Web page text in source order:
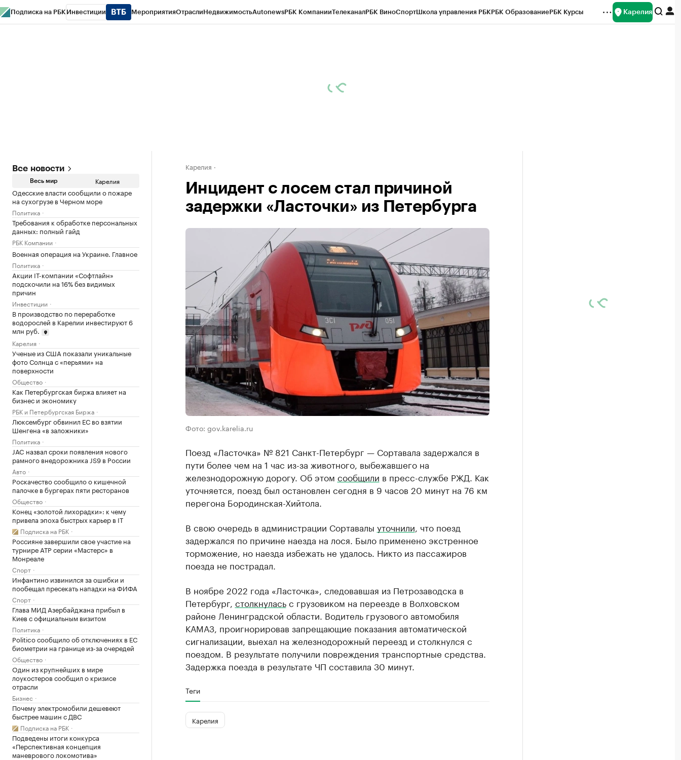
Подписка на РБК Инвестиции МероприятияОтраслиНедвижимостьAutonewsРБК КомпанииТелеканалРБК ВиноСпортШкола управления РБКРБК ОбразованиеРБК Курсы Карелия
Все новости
Весь мир Карелия
Одесские власти сообщили о пожаре
на сухогрузе в Черном море
Политика
Требования к обработке персональных
данных: полный гайд
РБК Компании
Военная операция на Украине. Главное
Политика
Акции IT-компании «Софтлайн»
подскочили на 16% без видимых
причин
Инвестиции
В производство по переработке
водорослей в Карелии инвестируют 6
млн руб.
Карелия
Ученые из США показали уникальные
фото Солнца с «перьями» на
поверхности
Общество
Как Петербургская биржа влияет на
бизнес и экономику
РБК и Петербургская Биржа
Люксембург обвинил ЕС во взятии
Шенгена «в заложники»
Политика
JAC назвал сроки появления нового
рамного внедорожника JS9 в России
Авто
Роскачество сообщило о кишечной
палочке в бургерах пяти ресторанов
Общество
Конец «золотой лихорадки»: к чему
привела эпоха быстрых карьер в IT
Подписка на РБК
Россияне завершили свое участие на
турнире ATP серии «Мастерс» в
Монреале
Спорт
Инфантино извинился за ошибки и
пообещал пресекать нападки на ФИФА
Спорт
Глава МИД Азербайджана прибыл в
Киев с официальным визитом
Политика
Politico сообщило об отключениях в ЕС
биометрии на границе из-за очередей
Общество
Один из крупнейших в мире
лоукостеров сообщил о кризисе
отрасли
Бизнес
Почему электромобили дешевеют
быстрее машин с ДВС
Подписка на РБК
Подведены итоги конкурса
«Перспективная концепция
маневрового локомотива»
Карелия
Инцидент с лосем стал причиной
задержки «Ласточки» из Петербурга
Фото: gov.karelia.ru
Поезд «Ласточка» № 821 Санкт-Петербург — Сортавала задержался в
пути более чем на 1 час из-за животного, выбежавшего на
железнодорожную дорогу. Об этом сообщили в пресс-службе РЖД. Как
уточняется, поезд был остановлен сегодня в 9 часов 20 минут на 76 км
перегона Бородинская-Хийтола.
В свою очередь в администрации Сортавалы уточнили , что поезд
задержался по причине наезда на лося. Было применено экстренное
торможение, но наезда избежать не удалось. Никто из пассажиров
поезда не пострадал.
В ноябре 2022 года «Ласточка», следовавшая из Петрозаводска в
Петербург, столкнуласьс грузовиком на переезде в Волховском
районе Ленинградской области. Водитель грузового автомобиля
КАМАЗ, проигнорировав запрещающие показания автоматической
сигнализации, выехал на железнодорожный переезд и столкнулся с
поездом. В результате получили повреждения транспортные средства.
Задержка поезда в результате ЧП составила 30 минут.
Теги
Карелия